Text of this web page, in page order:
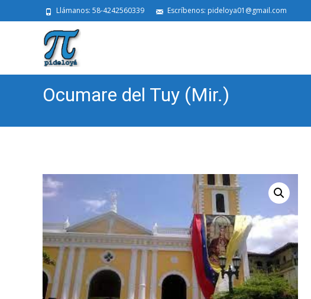
Llámanos: 58-4242560339 Escríbenos: pideloya01@gmail.com
Ocumare del Tuy (Mir.)